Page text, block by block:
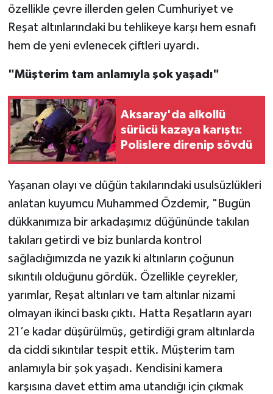
özellikle çevre illerden gelen Cumhuriyet ve
Reşat altınlarındaki bu tehlikeye karşı hem esnafı
hem de yeni evlenecek çiftleri uyardı.
"Müşterim tam anlamıyla şok yaşadı"
Aksaray'da alkollü
sürücü kazaya karıştı:
Polislere direnip sövdü
Yaşanan olayı ve düğün takılarındaki usulsüzlükleri
anlatan kuyumcu Muhammed Özdemir, "Bugün
dükkanımıza bir arkadaşımız düğününde takılan
takıları getirdi ve biz bunlarda kontrol
sağladığımızda ne yazık ki altınların çoğunun
sıkıntılı olduğunu gördük. Özellikle çeyrekler,
yarımlar, Reşat altınları ve tam altınlar nizami
olmayan ikinci baskı çıktı. Hatta Reşatların ayarı
21’e kadar düşürülmüş, getirdiği gram altınlarda
da ciddi sıkıntılar tespit ettik. Müşterim tam
anlamıyla bir şok yaşadı. Kendisini kamera
karşısına davet ettim ama utandığı için çıkmak